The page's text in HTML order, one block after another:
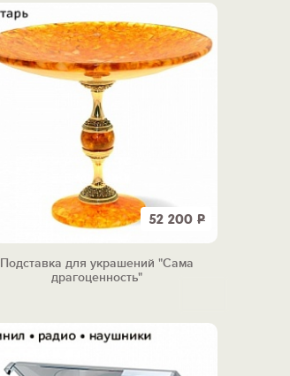
52 200 Р
Подставка для украшений "Сама
драгоценность"